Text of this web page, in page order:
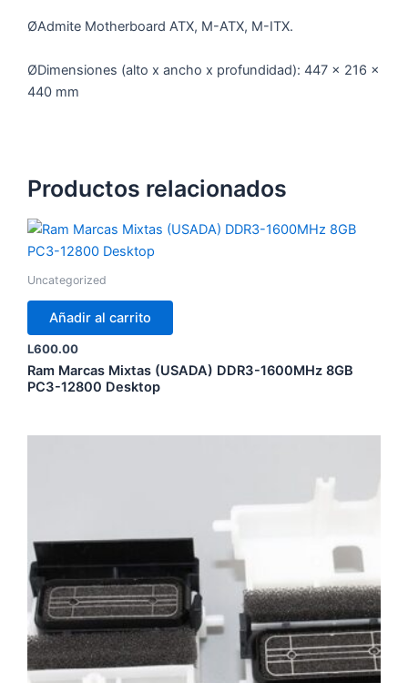
ØAdmite Motherboard ATX, M-ATX, M-ITX.
ØDimensiones (alto x ancho x profundidad): 447 x 216 x
440 mm
Productos relacionados
Uncategorized
Añadir al carrito
L600.00
Ram Marcas Mixtas (USADA) DDR3-1600MHz 8GB
PC3-12800 Desktop